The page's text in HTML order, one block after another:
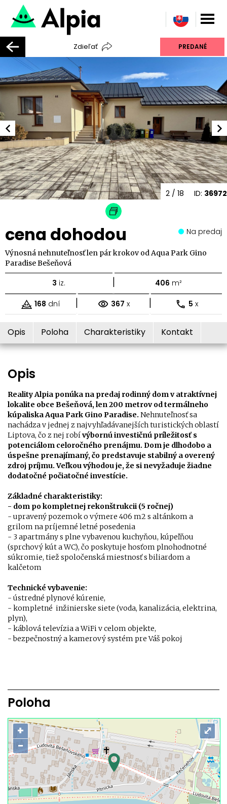
Zdieľať PREDANÉ
ID: 36972
3 / 18
cena dohodou Na predaj
Výnosná nehnuteľnosť len pár krokov od Aqua Park Gino
Paradise Bešeňová
3 iz. | 406 m²
168 dní | 367 x | 5 x
Opis Poloha Charakteristiky Kontakt
Opis
Reality Alpia ponúka na predaj rodinný dom v atraktívnej
lokalite obce Bešeňová, len 200 metrov od termálneho
kúpaliska Aqua Park Gino Paradise. Nehnuteľnosť sa
nachádza v jednej z najvyhľadávanejších turistických oblastí
Liptova, čo z nej robívýbornú investičnú príležitosť s
potenciálom celoročného prenájmu. Dom je dlhodobo a
úspešne prenajímaný, čo predstavuje stabilný a overený
zdroj príjmu. Veľkou výhodou je, že si nevyžaduje žiadne
dodatočné počiatočné investície.
Základné charakteristiky:
- dom po kompletnej rekonštrukcii (5 ročnej)
- upravený pozemok o výmere 406 m2 s altánkom a
grilom na príjemné letné posedenia
- 3 apartmány s plne vybavenou kuchyňou, kúpeľňou
(sprchový kút a WC), čo poskytuje hosťom plnohodnotné
súkromie, tiež spoločenská miestnosť s biliardom a
kalčetom
Technické vybavenie:
- ústredné plynové kúrenie,
- kompletné inžinierske siete (voda, kanalizácia, elektrina,
plyn),
- káblová televízia a WiFi v celom objekte,
- bezpečnostný a kamerový systém pre Váš pokoj
Poloha
+
−
⤢